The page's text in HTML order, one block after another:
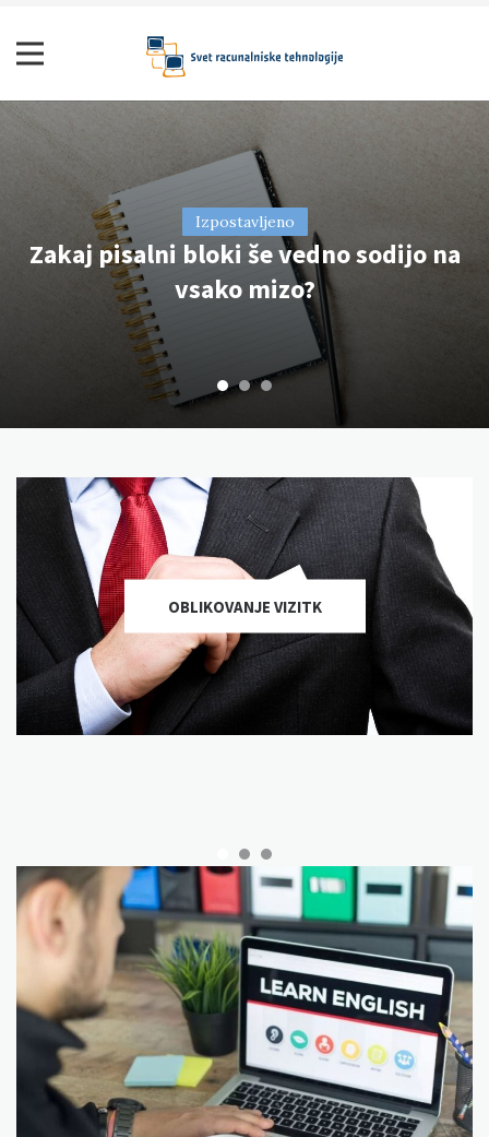
content
Svet računalniške tehnologije
Izpostavljeno
Zakaj pisalni bloki še vedno sodijo na
vsako mizo?
Izpostavljeno
Zobozdravstvo je pomembno za
zdravje vaših zob
Izpostavljeno
Mrzle noge so lahko simptom resne
bolezni
OBLIKOVANJE VIZITK